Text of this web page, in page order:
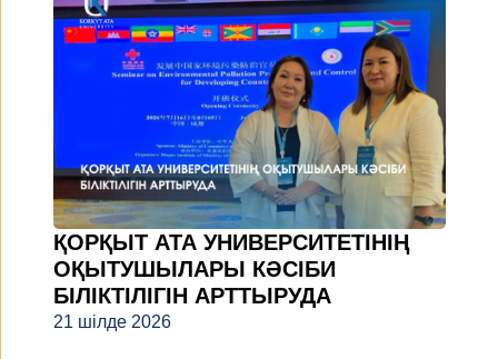
ҚОРҚЫТ АТА УНИВЕРСИТЕТІНІҢ
ОҚЫТУШЫЛАРЫ КӘСІБИ
БІЛІКТІЛІГІН АРТТЫРУДА
21 шілде 2026